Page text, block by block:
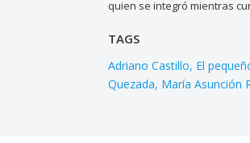
quien se integró mientras
TAGS
Adriano Castillo El
Quezada María Asunción